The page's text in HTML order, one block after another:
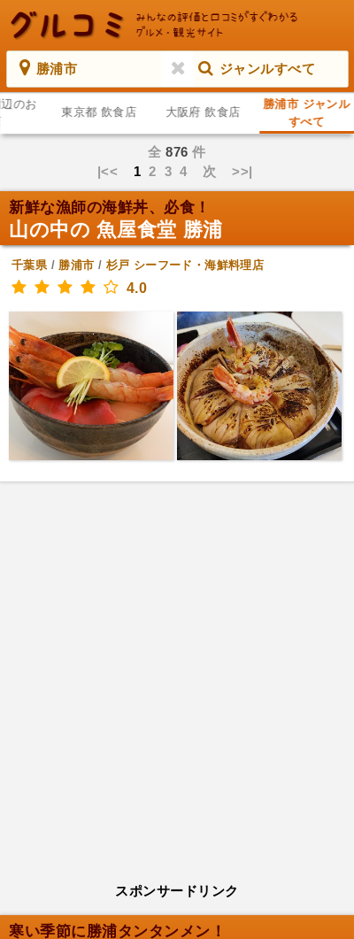
勝浦市 ジャンルすべて
のお
東京都 飲食店 大阪府 飲食店
勝浦市 ジャンル
すべて
全876 件
|<< 12 3 4 次 >>|
新鮮な漁師の海鮮丼、必食！
山の中の 魚屋食堂 勝浦
千葉県/ 勝浦市 / 杉戸 シーフード・海鮮料理店
4.0
スポンサードリンク
寒い季節に勝浦タンタンメン！